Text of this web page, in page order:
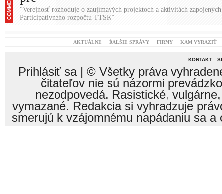
“Verejnosť rozhoduje o zaujímavých projektoch a aktivitách
Participatívneho rozpočtu TTSK”
AKTUÁLNE ĎALŠIE SPRÁVY FIRMY KAM VYRAZIŤ
KONTAKT
Prihlásiť sa| © Všetky práva
čitateľov nie sú názormi
nezodpovedá. Rasistické,
vymazané. Redakcia si vyhradzuje
smerujú k vzájomnému napádaniu sa